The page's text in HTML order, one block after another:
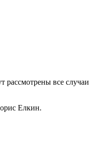
рассмотрены все случаи
Елкин.